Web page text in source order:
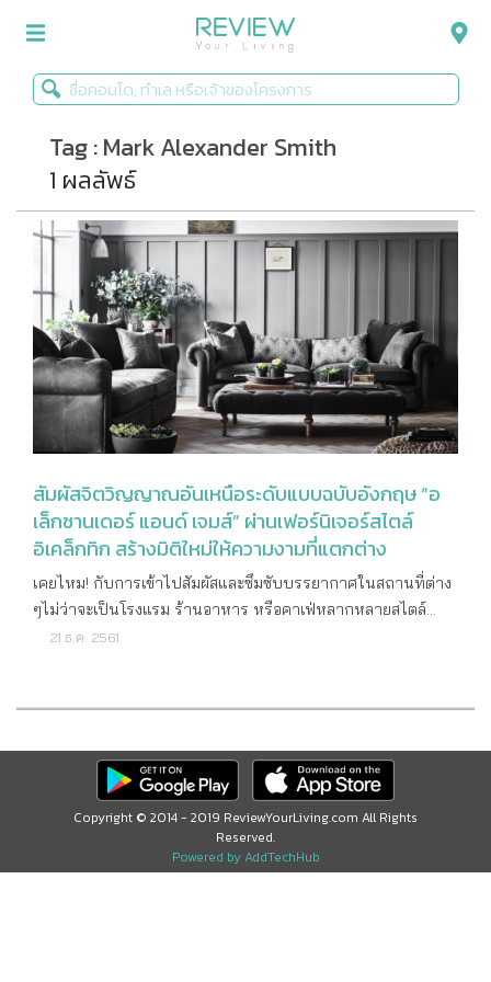
รีวิวคอนโด
รีวิวบ้าน
รีวิวทาวน์โฮม
Life+Style
Infographic
ข่าวโปรโมชั่น
Tag : Mark Alexander Smith
1 ผลลัพธ์
สัมผัสจิตวิญญาณอันเหนือระดับแบบฉบับอังกฤษ “อ
เล็กซานเดอร์ แอนด์ เจมส์” ผ่านเฟอร์นิเจอร์สไตล์
อิเคล็กทิก สร้างมิติใหม่ให้ความงามที่แตกต่าง
เคยไหม! กับการเข้าไปสัมผัสและซึมซับบรรยากาศในสถานที่ต่าง
ๆไม่ว่าจะเป็นโรงแรม ร้านอาหาร หรือคาเฟ่หลากหลายสไตล์
อาทิ โรงแรมลักซ์ชัวรี่สัญชาติอังกฤษในกลุ่มโซโห เฮาส์ (Soho
อารยธรรมอันน่าชื่นชมโดดเด่นด้านความแปลกใหม่และไอเดีย
เก๋ๆ อย่างเอล บูด้า เฟลิส (EL Buda Feliz) ก็เป็นอีกหนึ่งร้านที่
สะท้อนรสนิยมที่ล้ำสมัย ด้วยทุกวันนี้การตกแต่งบ้านที่อยู่อาศัยไม่
ได้มีเพียงแค่รูปแบบหรือเทรนด์เฉกเช่นในอดีต รสนิยมของแต่ละ
บุคคลได้เข้ามามีบทบาทมากขึ้น เนื่องจากไลฟ์สไตล์ของผู้คน
เปลี่ยนไป ผู้คนให้ความสำคัญกับประสบการณ์การท่องเที่ยว การ
21 ธ.ค. 2561
Copyright © 2014 - 2019 ReviewYourLiving.com All Rights
Reserved.
Powered by AddTechHub